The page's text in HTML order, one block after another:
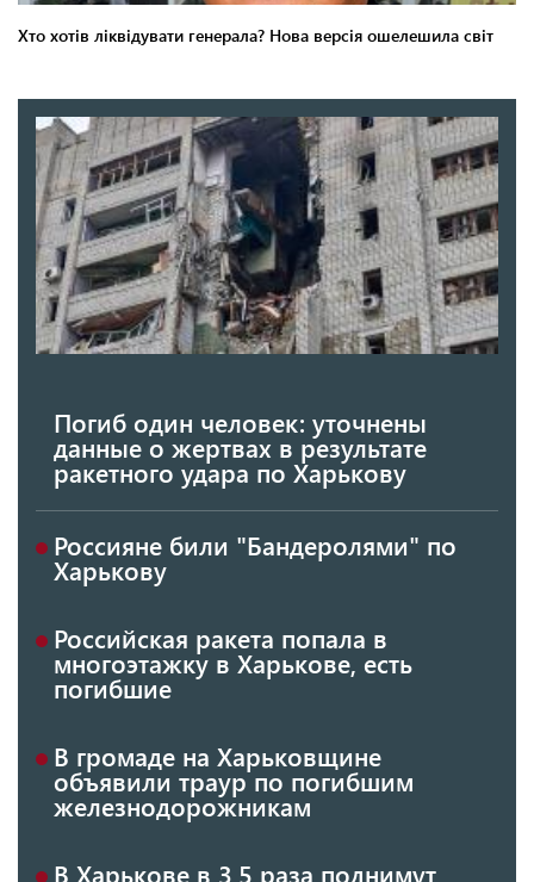
Погиб один человек: уточнены
данные о жертвах в результате
ракетного удара по Харькову
Россияне били "Бандеролями" по
Харькову
Российская ракета попала в
многоэтажку в Харькове, есть
погибшие
В громаде на Харьковщине
объявили траур по погибшим
железнодорожникам
В Харькове в 3,5 раза поднимут